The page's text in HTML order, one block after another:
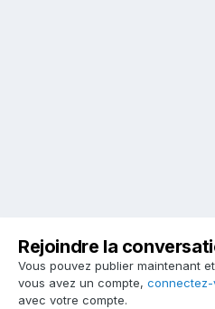
Rejoindre la
Vous pouvez publier maintenant
vous avez un compte, connectez-
avec votre compte.